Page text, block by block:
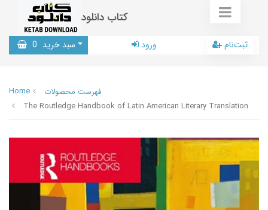
کتاب دانلود
سبد خرید 0 ورود ثبت‌نام
Home
فهرست محصولات
The Routledge Handbook of Latin American Literary Translation